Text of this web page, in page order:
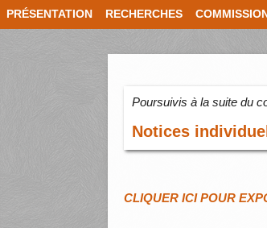
PRÉSENTATION RECHERCHES
Poursuivis à la suite du
Notices
CLIQUER ICI POUR